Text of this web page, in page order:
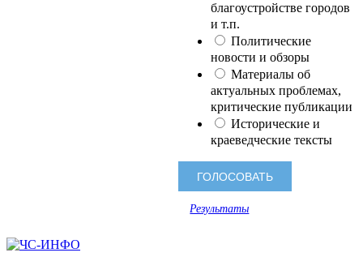
благоустройстве городов
и т.п.
Политические
новости и обзоры
Материалы об
актуальных проблемах,
критические публикации
Исторические и
краеведческие тексты
Результаты